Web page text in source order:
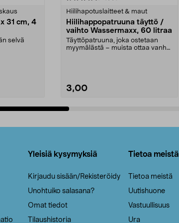
31 cm, 4
selvä
Hiilihapotuslaitteet & maut
Hiilihappopatruuna täyttö /
vaihto Wassermaxx, 60 litraa
Täyttöpatruuna, joka ostetaan
myymälästä – muista ottaa vanha
3,00
Yleisiä kysymyksiä
Kirjaudu sisään/Rekisteröidy
Unohtuiko salasana?
Omat tiedot
Tilaushistoria
Tietoa meistä
Tietoa meistä
Uutishuone
Vastuullisuus
Ura